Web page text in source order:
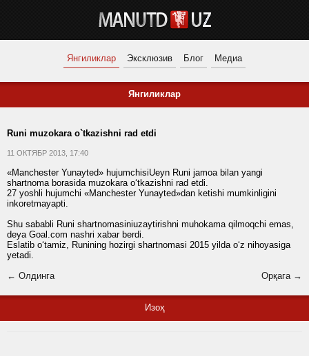
Янгиликлар Эксклюзив Блог Медиа
Янгиликлар
Runi muzokara o`tkazishni rad etdi
11 ОКТЯБР 2013, 17:40
«Manchester Yunayted» hujumchisiUeyn Runi jamoa bilan yangi
shartnoma borasida muzokara o‘tkazishni rad etdi.
27 yoshli hujumchi «Manchester Yunayted»dan ketishi mumkinligini
inkoretmayapti.
Shu sababli Runi shartnomasiniuzaytirishni muhokama qilmoqchi emas,
deya Goal.com nashri xabar berdi.
Eslatib o‘tamiz, Runining hozirgi shartnomasi 2015 yilda o‘z nihoyasiga
yetadi.
← Олдинга
Орқага →
Изоҳ